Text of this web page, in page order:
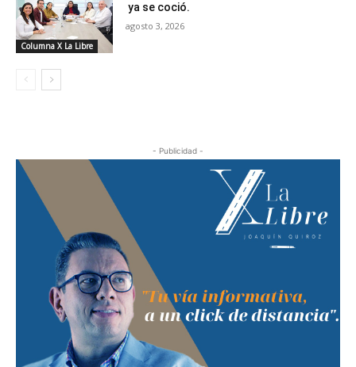
Columna X La Libre
ya se coció.
agosto 3, 2026
- Publicidad -